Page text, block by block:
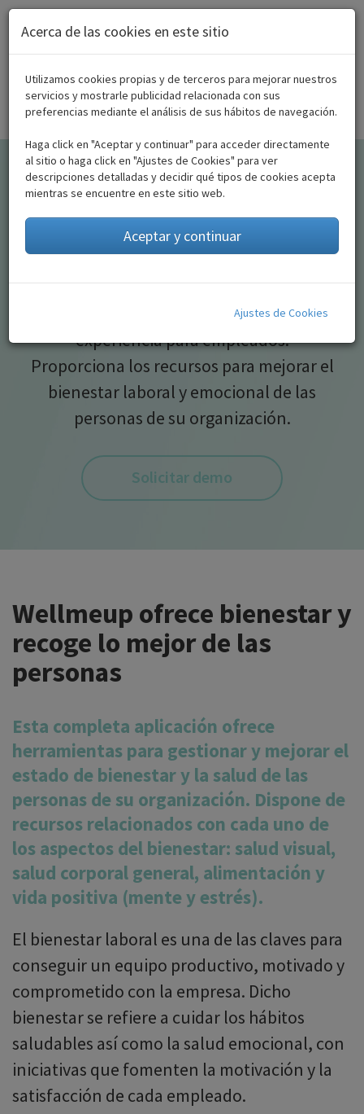
Acerca de las cookies en este sitio
Utilizamos cookies propias y de terceros para mejorar nuestros
servicios y mostrarle publicidad relacionada con sus
preferencias mediante el análisis de sus hábitos de navegación.
Haga click en "Aceptar y continuar" para acceder directamente
al sitio o haga click en "Ajustes de Cookies" para ver
descripciones detalladas y decidir qué tipos de cookies acepta
mientras se encuentre en este sitio web.
Aceptar y continuar
Ajustes de Cookies
Pasar al contenido principal
Acceso empresas
Centrados en el bienestar
de las personas
Wellmeup centraliza las iniciativas de
bienestar de su empresa y ofrece una mejor
experiencia para empleados.
Proporciona los recursos para mejorar el
bienestar laboral y emocional de las
personas de su organización.
Solicitar demo
Wellmeup ofrece bienestar y
recoge lo mejor de las
personas
Esta completa aplicación ofrece
herramientas para gestionar y mejorar el
estado de bienestar y la salud de las
personas de su organización. Dispone de
recursos relacionados con cada uno de
los aspectos del bienestar: salud visual,
salud corporal general, alimentación y
vida positiva (mente y estrés).
El bienestar laboral es una de las claves para
conseguir un equipo productivo, motivado y
comprometido con la empresa. Dicho
bienestar se refiere a cuidar los hábitos
saludables así como la salud emocional, con
iniciativas que fomenten la motivación y la
satisfacción de cada empleado.